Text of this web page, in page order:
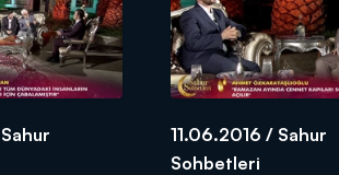
11.06.2016 / Sahur
Sohbetleri